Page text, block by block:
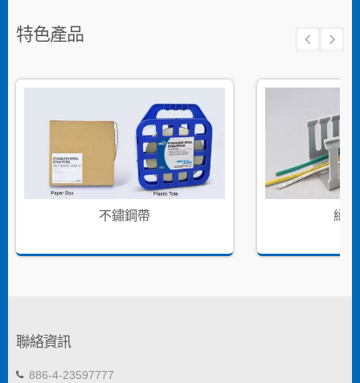
特色產品
不鏽鋼帶 絕
聯絡資訊
886-4-23597777